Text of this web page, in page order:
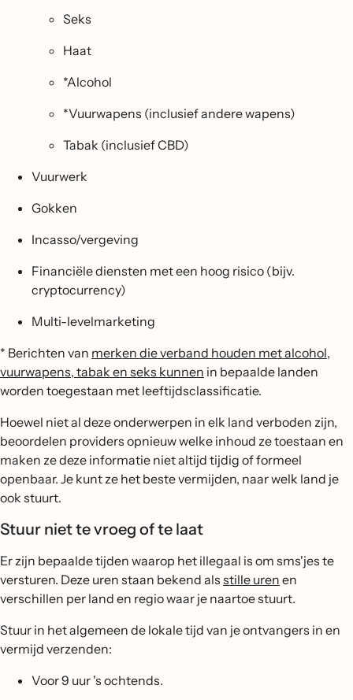
Seks
Haat
*Alcohol
*Vuurwapens (inclusief andere wapens)
Tabak (inclusief CBD)
Vuurwerk
Gokken
Incasso/vergeving
Financiële diensten met een hoog risico (bijv.
cryptocurrency)
Multi-levelmarketing
* Berichten van merken die verband houden met alcohol,
vuurwapens, tabak en seks kunnen in bepaalde landen
worden toegestaan met leeftijdsclassificatie.
Hoewel niet al deze onderwerpen in elk land verboden zijn,
beoordelen providers opnieuw welke inhoud ze toestaan en
maken ze deze informatie niet altijd tijdig of formeel
openbaar. Je kunt ze het beste vermijden, naar welk land je
ook stuurt.
Stuur niet te vroeg of te laat
Er zijn bepaalde tijden waarop het illegaal is om sms'jes te
versturen. Deze uren staan bekend als stille uren en
verschillen per land en regio waar je naartoe stuurt.
Stuur in het algemeen de lokale tijd van je ontvangers in en
vermijd verzenden:
Voor 9 uur 's ochtends.